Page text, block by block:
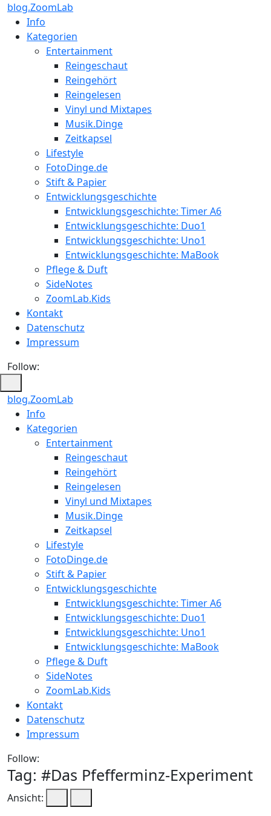
blog.ZoomLab
Info
Kategorien
Entertainment
Reingeschaut
Reingehört
Reingelesen
Vinyl und Mixtapes
Musik.Dinge
Zeitkapsel
Lifestyle
FotoDinge.de
Stift & Papier
Entwicklungsgeschichte
Entwicklungsgeschichte: Timer A6
Entwicklungsgeschichte: Duo1
Entwicklungsgeschichte: Uno1
Entwicklungsgeschichte: MaBook
Pflege & Duft
SideNotes
ZoomLab.Kids
Kontakt
Datenschutz
Impressum
Follow:
blog.ZoomLab
ZoomLab
//
Info
Kategorien
Entertainment
Reingeschaut
Reingehört
Reingelesen
Vinyl und Mixtapes
Musik.Dinge
Zeitkapsel
Lifestyle
FotoDinge.de
Stift & Papier
Entwicklungsgeschichte
Entwicklungsgeschichte: Timer A6
Entwicklungsgeschichte: Duo1
Entwicklungsgeschichte: Uno1
Entwicklungsgeschichte: MaBook
Pflege & Duft
SideNotes
ZoomLab.Kids
Kontakt
Datenschutz
Impressum
Follow:
Tag: #Das Pfefferminz-Experiment
Ansicht: